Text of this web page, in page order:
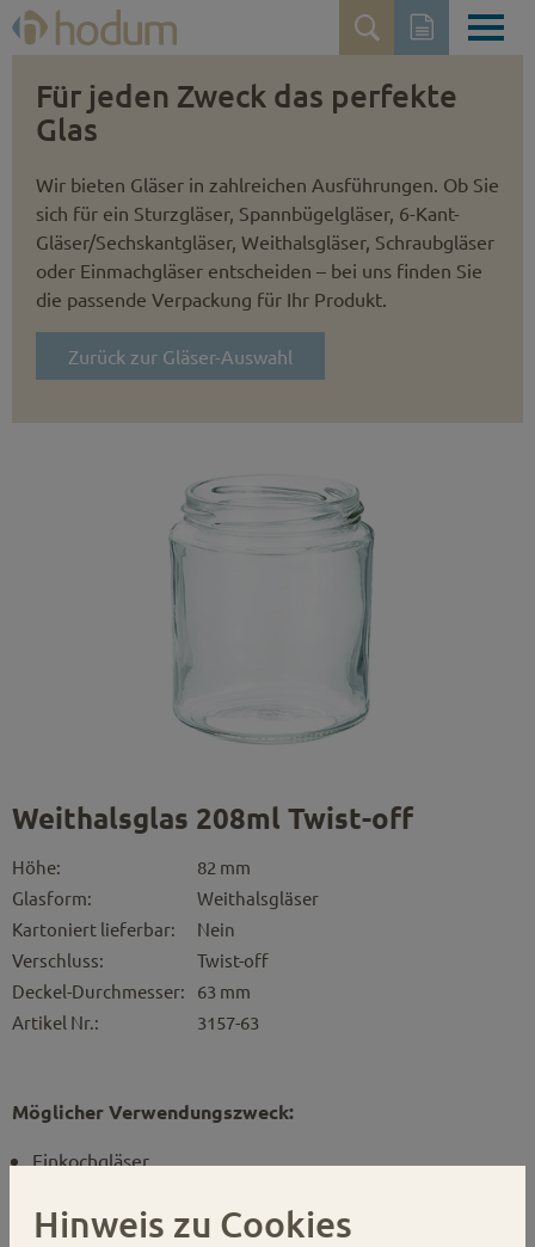
Für jeden Zweck das perfekte
Glas
Wir bieten Gläser in zahlreichen Ausführungen. Ob Sie
sich für ein Sturzgläser, Spannbügelgläser, 6-Kant-
Gläser/Sechskantgläser, Weithalsgläser, Schraubgläser
oder Einmachgläser entscheiden – bei uns finden Sie
die passende Verpackung für Ihr Produkt.
Zurück zur Gläser-Auswahl
Weithalsglas 208ml Twist-off
Höhe:
82 mm
Glasform:
Weithalsgläser
Kartoniert lieferbar:
Nein
Verschluss:
Twist-off
Deckel-Durchmesser:
63 mm
Artikel Nr.:
3157-63
Möglicher Verwendungszweck:
Einkochgläser
Konservengläser
Hinweis zu Cookies